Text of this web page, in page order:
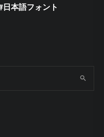
日本語フォント